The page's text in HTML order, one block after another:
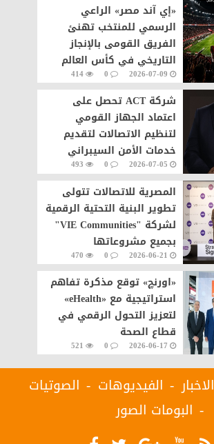
«إي آند مصر» الراعي
الرسمي للمنتخب تهنئ
الفريق القومى بالإنجاز
التاريخي في كأس العالم
2026-07-09
0
414
شركة ACT تحصل على
اعتماد الجهاز القومي
لتنظيم الاتصالات لتقديم
خدمات الأمن السيبراني
مصر2026-07-05
0
493
المصرية للاتصالات تتولى
تطوير البنية التحتية الرقمية
لشركة "VIE Communities"
بجميع مشروعاتها
2026-06-21
0
470
«اورنچ» توقع مذكرة تفاهم
استراتيجية مع «eHealth»
لتعزيز التحول الرقمي في
قطاع الصحة
2026-06-17
0
521
الاخبار الفيديوهات
الصوتيات
البومات الصور